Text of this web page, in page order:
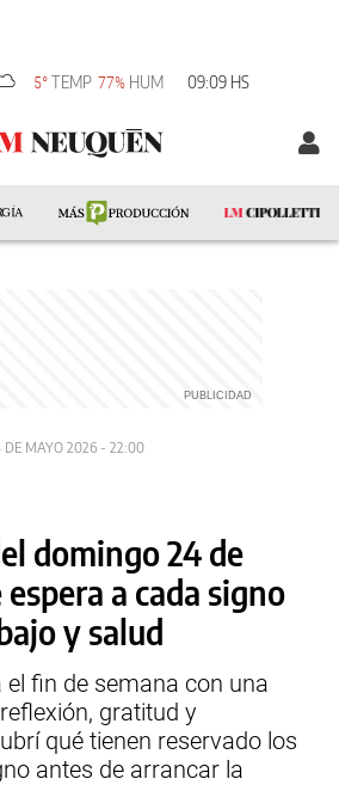
5° TEMP 77% HUM 09:09 HS
DE MAYO 2026 - 22:00
domingo 24 de
a cada signo
y salud
el fin de semana con una
gratitud y
qué tienen reservado los
antes de arrancar la